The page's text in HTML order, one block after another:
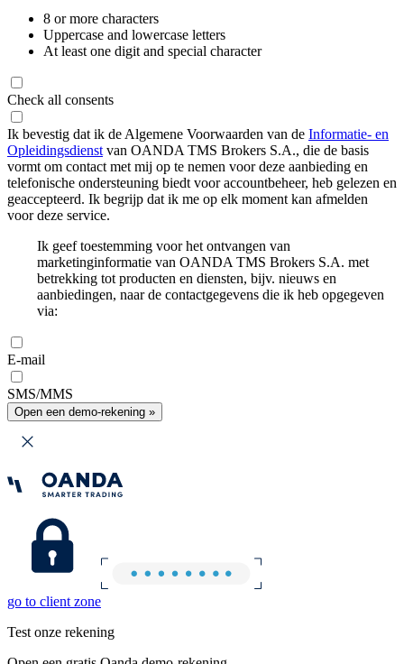
8 or more characters
Uppercase and lowercase letters
At least one digit and special character
Check all consents
Ik bevestig dat ik de Algemene Voorwaarden van de Informatie- en
Opleidingsdienst van OANDA TMS Brokers S.A., die de basis
vormt om contact met mij op te nemen voor deze aanbieding en
telefonische ondersteuning biedt voor accountbeheer, heb gelezen en
geaccepteerd. Ik begrijp dat ik me op elk moment kan afmelden
voor deze service.
Ik geef toestemming voor het ontvangen van
marketinginformatie van OANDA TMS Brokers S.A. met
betrekking tot producten en diensten, bijv. nieuws en
aanbiedingen, naar de contactgegevens die ik heb opgegeven
via:
E-mail
SMS/MMS
Open een demo-rekening »
go to client zone
Test onze rekening